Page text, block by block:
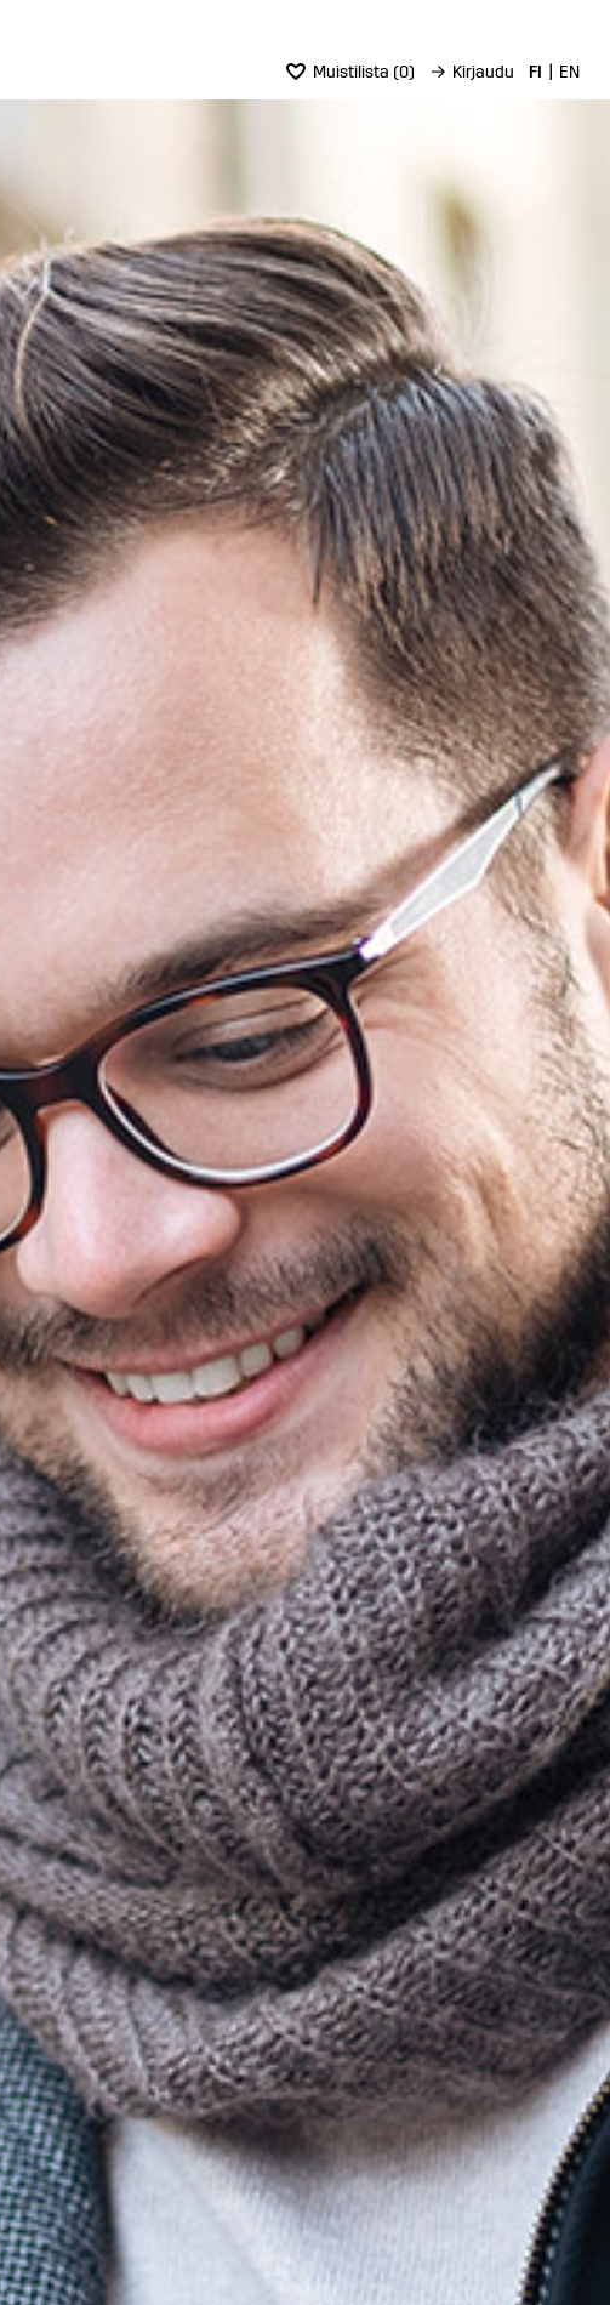
Muistilista (0) → Kirjaudu FI EN